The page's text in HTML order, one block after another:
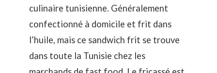
culinaire tunisienne. Généralement
confectionné à domicile et frit dans
l’huile, mais ce sandwich frit se trouve
dans toute la Tunisie chez les